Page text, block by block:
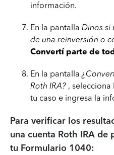
información.
En la pantalla Dinos si
de una reinversión o
Convertí parte de
En la pantalla
Roth IRA? ,
tu caso e ingresa la
Para verificar los
una cuenta Roth IRA de
tu Formulario 1040: